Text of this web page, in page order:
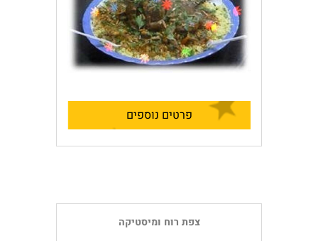
פרטים נוספים
צפת רוח ומיסטיקה